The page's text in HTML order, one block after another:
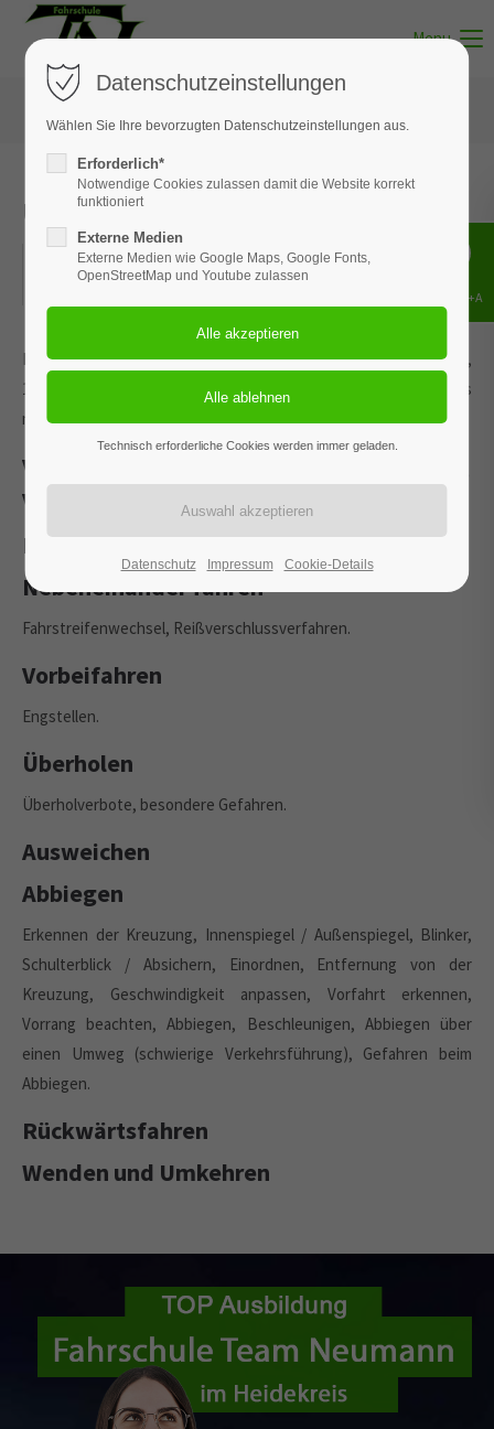
Menu
Unterricht - Thema 09
17.05.2022
Dieses Ereignis wird an den Terminen 07.01.2026, 10.02.2026,
16.03.2026, 20.04.2026 und 3 weiteren Terminen wiederholt. Das
nächste Ereignis findet statt am17.05.2022. bis zum 28.07.2026.
Verkehrsverhalten bei Fahrmanövern,
Verkehrsbeobachtung
Einfahren und Anfahren
Nebeneinander fahren
Fahrstreifenwechsel, Reißverschlussverfahren.
Vorbeifahren
Engstellen.
Überholen
Überholverbote, besondere Gefahren.
Ausweichen
Abbiegen
Erkennen der Kreuzung, Innenspiegel / Außenspiegel, Blinker,
Schulterblick / Absichern, Einordnen, Entfernung von der
Kreuzung, Geschwindigkeit anpassen, Vorfahrt erkennen,
Vorrang beachten, Abbiegen, Beschleunigen, Abbiegen über
einen Umweg (schwierige Verkehrsführung), Gefahren beim
Abbiegen.
Rückwärtsfahren
Wenden und Umkehren
Datenschutzeinstellungen
Wählen Sie Ihre bevorzugten Datenschutzeinstellungen aus.
Erforderlich*
Notwendige Cookies zulassen damit die Website korrekt
funktioniert
Externe Medien
Externe Medien wie Google Maps, Google Fonts,
OpenStreetMap und Youtube zulassen
Technisch erforderliche Cookies werden immer geladen.
Datenschutz Impressum Cookie-Details
Shift+Alt+A